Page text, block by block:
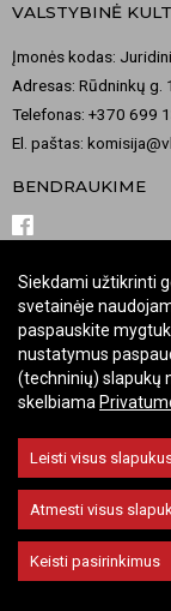
VALSTYBINĖ
Įmonės kodas:
Adresas: Rūdninkų g.
Telefonas: +370 699
El. paštas:
BENDRAUKIME
© 2026 Valstybinė
Keisti slapukų
Siekdami užtikrinti
svetainėje
paspauskite
nustatymus
(techninių) slapukų
skelbiama
Leisti visus
Atmesti visus
Keisti pasirinkimus